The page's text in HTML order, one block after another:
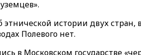
истории двух
Полевого нет.
в Московском государстве